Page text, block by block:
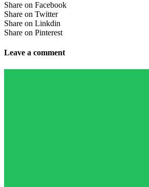
Share on Facebook
Share on Twitter
Share on Linkdin
Share on Pinterest
Leave a comment